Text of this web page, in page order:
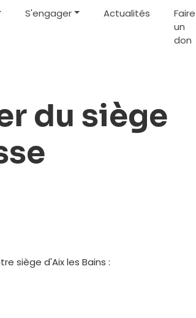
S'engager Actualités
Faire
un
don
du siège
siège d'Aix les Bains :